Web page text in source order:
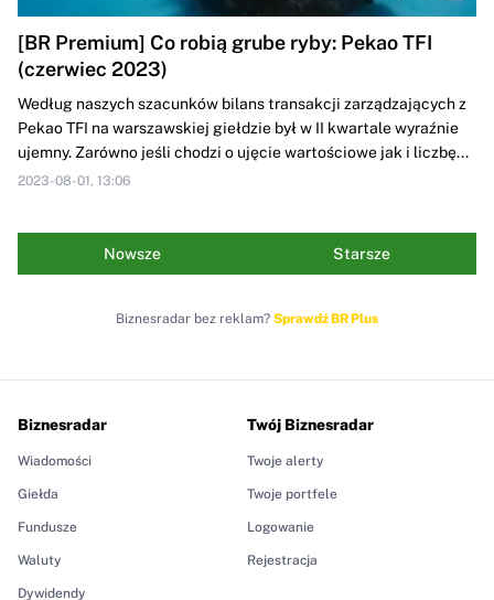
[BR Premium] Co robią grube ryby: Pekao TFI
(czerwiec 2023)
Według naszych szacunków bilans transakcji zarządzających z
Pekao TFI na warszawskiej giełdzie był w II kwartale wyraźnie
ujemny. Zarówno jeśli chodzi o ujęcie wartościowe jak i liczbę...
2023-08-01, 13:06
Nowsze Starsze
Biznesradar bez reklam? Sprawdź BR Plus
Biznesradar
Wiadomości
Giełda
Fundusze
Waluty
Dywidendy
Twój Biznesradar
Twoje alerty
Twoje portfele
Logowanie
Rejestracja